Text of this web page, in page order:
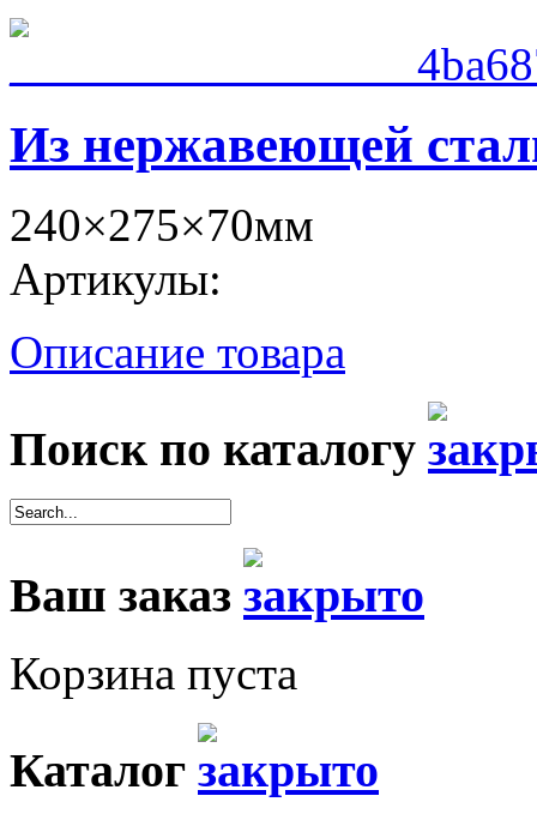
Из нержавеющей
240×275×70мм
Артикулы:
Описание товара
Поиск по каталогу
Ваш заказ
Корзина пуста
Каталог